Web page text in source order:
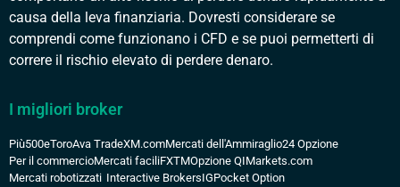
causa della leva finanziaria. Dovresti considerare se
comprendi come funzionano i CFD e se puoi permetterti di
correre il rischio elevato di perdere denaro.
I migliori broker
Più500eToroAva TradeXM.comMercati dell'Ammiraglio24 Opzione
Per il commercioMercati faciliFXTMOpzione QIMarkets.com
Mercati robotizzati Interactive BrokersIGPocket Option